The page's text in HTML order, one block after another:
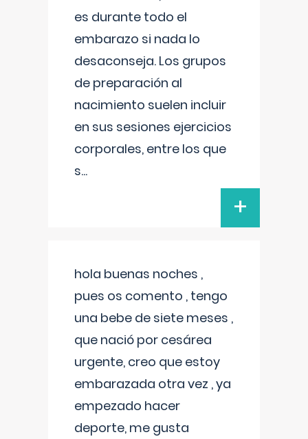
es durante todo el
embarazo si nada lo
desaconseja. Los grupos
de preparación al
nacimiento suelen incluir
en sus sesiones ejercicios
corporales, entre los que
s...
+
hola buenas noches ,
pues os comento , tengo
una bebe de siete meses ,
que nació por cesárea
urgente, creo que estoy
embarazada otra vez , ya
empezado hacer
deporte, me gusta